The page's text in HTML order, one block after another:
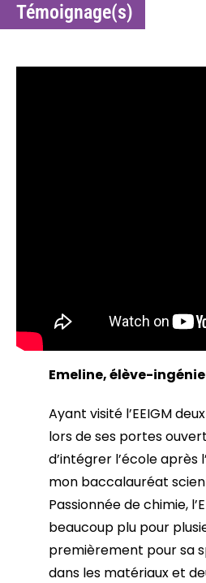
Témoignage(s)
Emeline, élève-
Ayant visité l’EEIGM
lors de ses portes
d’intégrer l’école après
mon baccalauréat
Passionnée de chimie,
beaucoup plu pour
premièrement pour sa
dans les matériaux et